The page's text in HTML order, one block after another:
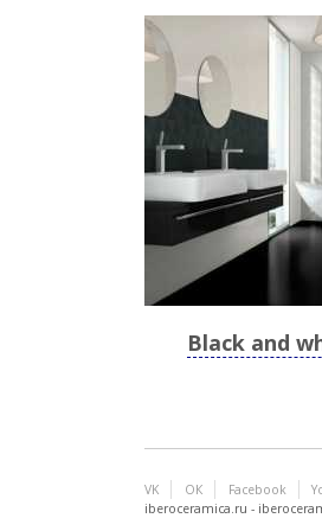
Black and
VK ОК Facebook
iberoceramica.ru -